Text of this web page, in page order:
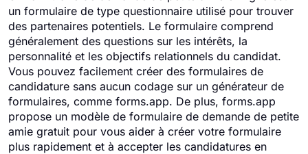
un formulaire de type questionnaire utilisé pour trouver
des partenaires potentiels. Le formulaire comprend
généralement des questions sur les intérêts, la
personnalité et les objectifs relationnels du candidat.
Vous pouvez facilement créer des formulaires de
candidature sans aucun codage sur un générateur de
formulaires, comme forms.app. De plus, forms.app
propose un modèle de formulaire de demande de petite
amie gratuit pour vous aider à créer votre formulaire
plus rapidement et à accepter les candidatures en